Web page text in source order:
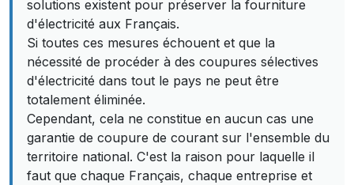
solutions existent pour préserver la fourniture
d'électricité aux Français.
Si toutes ces mesures échouent et que la
nécessité de procéder à des coupures sélectives
d'électricité dans tout le pays ne peut être
totalement éliminée.
Cependant, cela ne constitue en aucun cas une
garantie de coupure de courant sur l'ensemble du
territoire national. C'est la raison pour laquelle il
faut que chaque Français, chaque entreprise et